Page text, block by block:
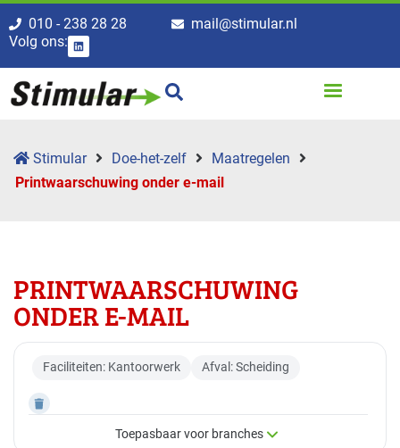
010 - 238 28 28
mail@stimular.nl
Volg ons:
Stimular Doe-het-zelf
Maatregelen
Printwaarschuwing onder e-mail
PRINTWAARSCHUWING
ONDER E-MAIL
Faciliteiten: Kantoorwerk Afval: Scheiding
Toepasbaar voor branches